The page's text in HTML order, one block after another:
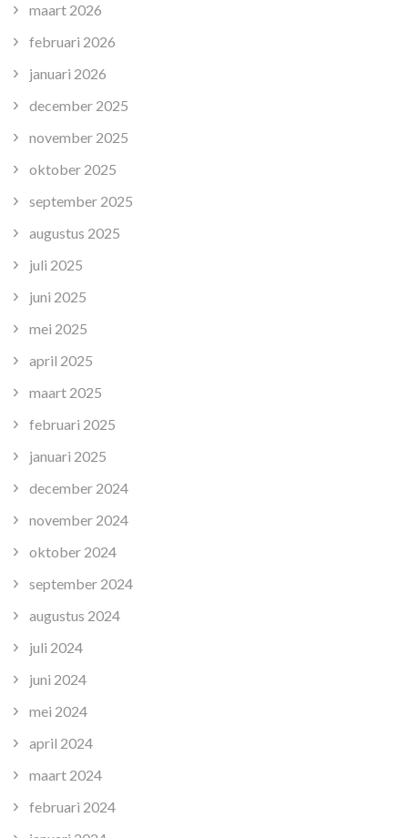
maart 2026
februari 2026
januari 2026
december 2025
november 2025
oktober 2025
september 2025
augustus 2025
juli 2025
juni 2025
mei 2025
april 2025
maart 2025
februari 2025
januari 2025
december 2024
november 2024
oktober 2024
september 2024
augustus 2024
juli 2024
juni 2024
mei 2024
april 2024
maart 2024
februari 2024